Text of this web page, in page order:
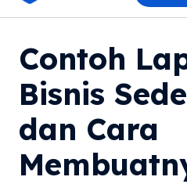
Contoh
Bisnis
dan Cara